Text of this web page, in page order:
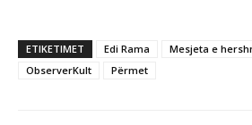
ETIKETIMET Edi Rama Mesjeta e
ObserverKult
Përmet